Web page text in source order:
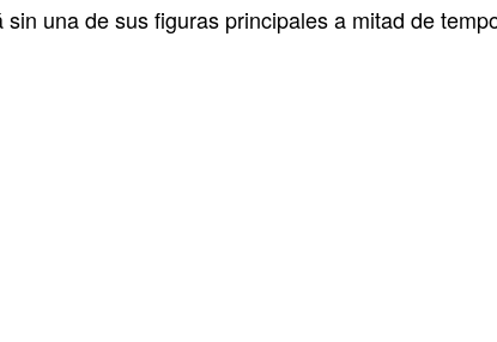
sin una de sus figuras principales a mitad de